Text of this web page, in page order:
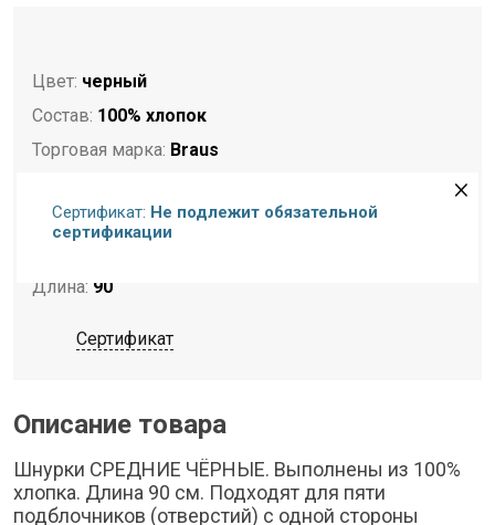
Цвет: черный
Состав: 100% хлопок
Торговая марка: Braus
Страна-изготовитель:Польша
Длина: 90
Сертификат
Сертификат: Не подлежит обязательной
сертификации
Описание товара
Шнурки СРЕДНИЕ ЧЁРНЫЕ. Выполнены из 100%
хлопка. Длина 90 см. Подходят для пяти
подблочников (отверстий) с одной стороны